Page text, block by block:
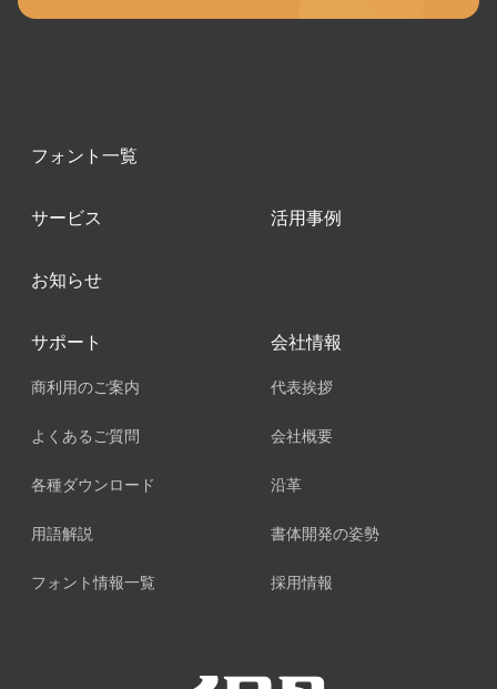
フォント一覧
サービス 活用事例
お知らせ
サポート
商利用のご案内
よくあるご質問
各種ダウンロード
用語解説
フォント情報一覧
会社情報
代表挨拶
会社概要
沿革
書体開発の姿勢
採用情報